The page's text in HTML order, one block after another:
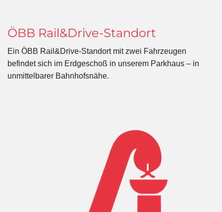
ÖBB Rail&Drive-Standort
Ein ÖBB Rail&Drive-Standort mit zwei Fahrzeugen
befindet sich im Erdgeschoß in unserem Parkhaus – in
unmittelbarer Bahnhofsnähe.